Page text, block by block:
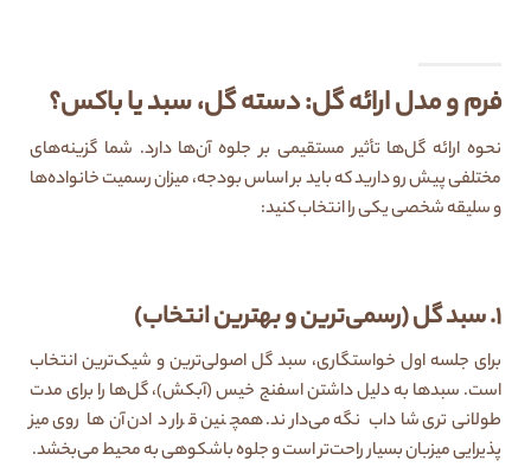
فرم و مدل ارائه گل: دسته گل، سبد یا باکس؟
نحوه ارائه گل‌ها تأثیر مستقیمی بر جلوه آن‌ها دارد. شما گزینه‌های
مختلفی پیش رو دارید که باید بر اساس بودجه، میزان رسمیت خانواده‌ها
و سلیقه شخصی یکی را انتخاب کنید:
۱. سبد گل (رسمی‌ترین و بهترین انتخاب)
برای جلسه اول خواستگاری، سبد گل اصولی‌ترین و شیک‌ترین انتخاب
است. سبدها به دلیل داشتن اسفنج خیس (آبکش)، گل‌ها را برای مدت
طولانی‌تری شاداب نگه می‌دارند. همچنین قرار دادن آن‌ها روی میز
پذیرایی میزبان بسیار راحت‌تر است و جلوه باشکوهی به محیط می‌بخشد.